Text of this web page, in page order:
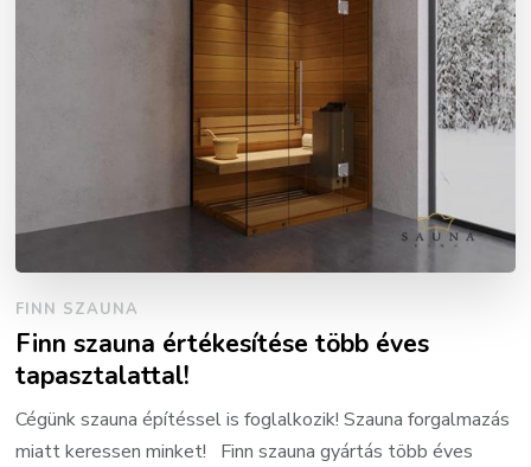
FINN SZAUNA
Finn szauna értékesítése több éves
tapasztalattal!
Cégünk szauna építéssel is foglalkozik! Szauna forgalmazás
miatt keressen minket! Finn szauna gyártás több éves